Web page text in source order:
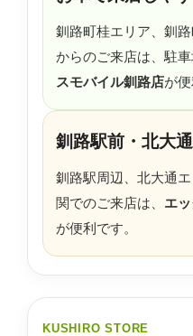
釧路町桂エリア、釧
からのご来店は、駐
スモバイル釧路店が便
釧路駅前・北大
釧路駅周辺、北大通
関でのご来店は、 エ
が便利です。
KUSHIRO STORE